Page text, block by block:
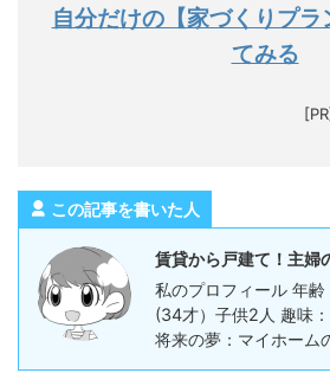
自分だけの【家づくりプ
てみる
この記事を書いた人
賃貸から戸建て！主婦
私のプロフィール 年
(34才）子供2人 趣味
将来の夢：マイホーム